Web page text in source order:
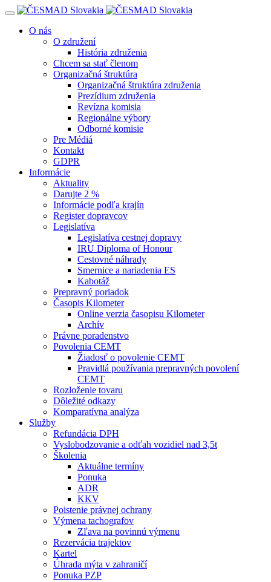
Navigácia
O nás
O združení
História združenia
Chcem sa stať členom
Organizačná štruktúra
Organizačná štruktúra združenia
Prezídium združenia
Revízna komisia
Regionálne výbory
Odborné komisie
Pre Médiá
Kontakt
GDPR
Informácie
Aktuality
Darujte 2 %
Informácie podľa krajín
Register dopravcov
Legislatíva
Legislatíva cestnej dopravy
IRU Diploma of Honour
Cestovné náhrady
Smernice a nariadenia ES
Kabotáž
Prepravný poriadok
Časopis Kilometer
Online verzia časopisu Kilometer
Archív
Právne poradenstvo
Povolenia CEMT
Žiadosť o povolenie CEMT
Pravidlá používania prepravných povolení
CEMT
Rozloženie tovaru
Dôležité odkazy
Komparatívna analýza
Služby
Refundácia DPH
Vyslobodzovanie a odťah vozidiel nad 3,5t
Školenia
Aktuálne termíny
Ponuka
ADR
KKV
Poistenie právnej ochrany
Výmena tachografov
Zľava na povinnú výmenu
Rezervácia trajektov
Kartel
Úhrada mýta v zahraničí
Ponuka PZP